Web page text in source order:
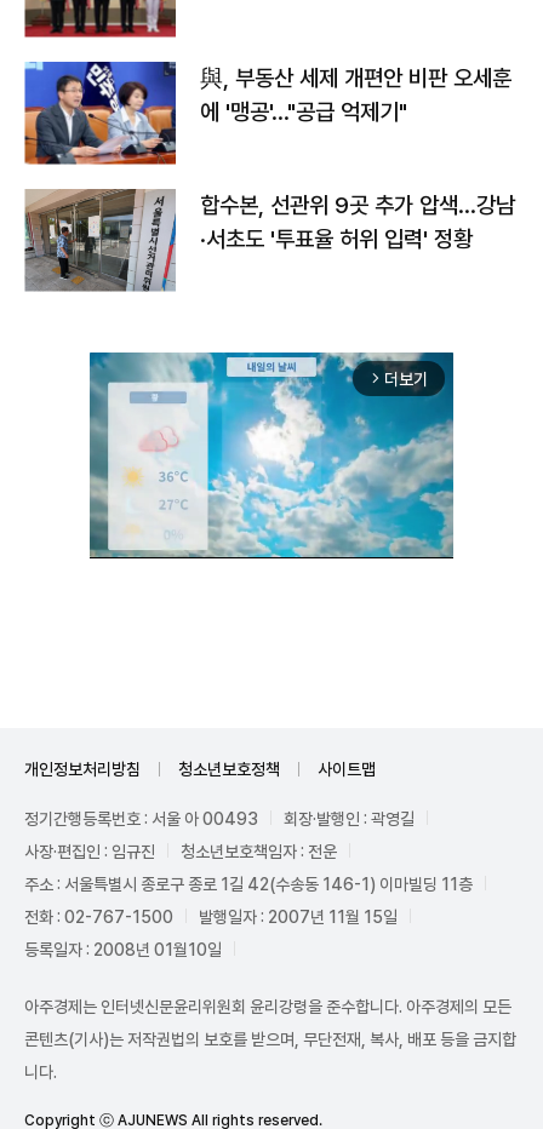
與, 부동산 세제 개편안 비판 오세훈
에 '맹공'…"공급 억제기"
합수본, 선관위 9곳 추가 압색…강남
·서초도 '투표율 허위 입력' 정황
arrow_forward_ios 더보기
개인정보처리방침 청소년보호정책 사이트맵
정기간행등록번호 : 서울 아 00493
회장·발행인 : 곽영길
사장·편집인 : 임규진
청소년보호책임자 : 전운
주소 : 서울특별시 종로구 종로 1길 42(수송동 146-1) 이마빌딩 11층
전화 : 02-767-1500
발행일자 : 2007년 11월 15일
등록일자 : 2008년 01월10일
아주경제는 인터넷신문윤리위원회 윤리강령을 준수합니다. 아주경제의 모든
콘텐츠(기사)는 저작권법의 보호를 받으며, 무단전재, 복사, 배포 등을 금지합
니다.
Copyright ⓒ AJUNEWS All rights reserved.